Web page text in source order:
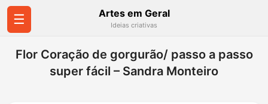
☰ Artes em Geral
Ideias criativas
Flor Coração de gorgurão/ passo a passo
super fácil – Sandra Monteiro